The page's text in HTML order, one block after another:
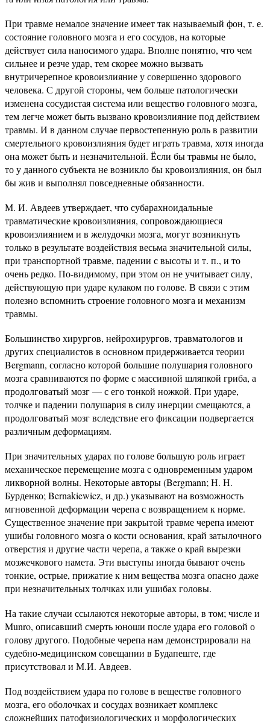
При травме немалое значение имеет так называемый фон, т. е.
состояние головного мозга и его сосудов, на которые
действует сила наносимого удара. Вполне понятно, что чем
сильнее и резче удар, тем скорее можно вызвать
внутричерепное кровоизлияние у совершенно здорового
человека. С другой стороны, чем больше патологически
изменена сосудистая система или вещество головного мозга,
тем легче может быть вызвано кровоизлияние под действием
травмы. И в данном случае первостепенную роль в развитии
смертельного кровоизлияния будет играть травма, хотя иногда
она может быть и незначительной. Ёсли бы травмы не было,
то у данного субъекта не возникло бы кровоизлияния, он был
бы жив и выполнял повседневные обязанности.
М. И. Авдеев утверждает, что субарахноидальные
травматические кровоизлияния, сопровождающиеся
кровоизлиянием и в желудочки мозга, могут возникнуть
только в результате воздействия весьма значительной силы,
при транспортной травме, падении с высоты и т. п., и то
очень редко. По-видимому, при этом он не учитывает силу,
действующую при ударе кулаком по голове. В связи с этим
полезно вспомнить строение головного мозга и механизм
травмы.
Большинство хирургов, нейрохирургов, травматологов и
других специалистов в основном придерживается теории
Bergmann, согласно которой большие полушария головного
мозга сравниваются по форме с массивной шляпкой гриба, а
продолговатый мозг — с его тонкой ножкой. При ударе,
толчке и падении полушария в силу инерции смещаются, а
продолговатый мозг вследствие его фиксации подвергается
различным деформациям.
При значительных ударах по голове большую роль играет
механическое перемещение мозга с одновременным ударом
ликворной волны. Некоторые авторы (Bergmann; Н. Н.
Бурденко; Bernakiewicz, и др.) указывают на возможность
мгновенной деформации черепа с возвращением к норме.
Существенное значение при закрытой травме черепа имеют
ушибы головного мозга о кости основания, край затылочного
отверстия и другие части черепа, а также о край вырезки
мозжечкового намета. Эти выступы иногда бывают очень
тонкие, острые, прижатие к ним вещества мозга опасно даже
при незначительных толчках или ушибах головы.
На такие случаи ссылаются некоторые авторы, в том; числе и
Munro, описавший смерть юноши после удара его головой о
голову другого. Подобные черепа нам демонстрировали на
судебно-медицинском совещании в Будапеште, где
присутствовал и М.И. Авдеев.
Под воздействием удара по голове в веществе головного
мозга, его оболочках и сосудах возникает комплекс
сложнейших патофизиологических и морфологических